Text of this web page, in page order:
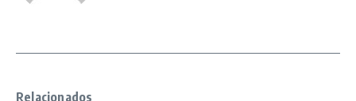
Relacionados